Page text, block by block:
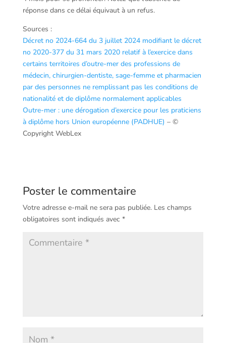
réponse dans ce délai équivaut à un refus.
Sources :
Décret no 2024-664 du 3 juillet 2024 modifiant le décret
no 2020-377 du 31 mars 2020 relatif à l’exercice dans
certains territoires d’outre-mer des professions de
médecin, chirurgien-dentiste, sage-femme et pharmacien
par des personnes ne remplissant pas les conditions de
nationalité et de diplôme normalement applicables
Outre-mer : une dérogation d’exercice pour les praticiens
à diplôme hors Union européenne (PADHUE) – ©
Copyright WebLex
Poster le commentaire
Votre adresse e-mail ne sera pas publiée. Les champs
obligatoires sont indiqués avec *